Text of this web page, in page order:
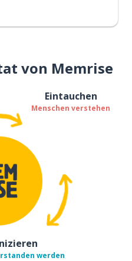
von Memrise
Eintauchen
Menschen verstehen
werden